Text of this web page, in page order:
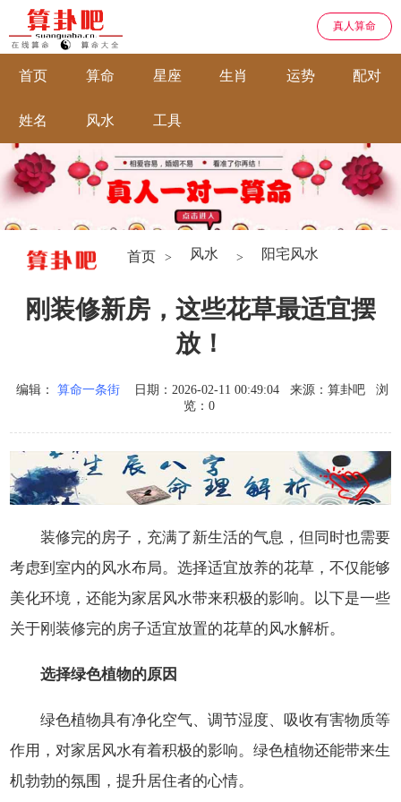
真人算命
首页 算命 星座 生肖 运势 配对
姓名 风水 工具
首页 > 风水 > 阳宅风水
刚装修新房，这些花草最适宜摆
放！
编辑： 算命一条街 日期：2026-02-11 00:49:04 来源：算卦吧
浏
览：0
装修完的房子，充满了新生活的气息，但同时也需要
考虑到室内的风水布局。选择适宜放养的花草，不仅能够
美化环境，还能为家居风水带来积极的影响。以下是一些
关于刚装修完的房子适宜放置的花草的风水解析。
选择绿色植物的原因
绿色植物具有净化空气、调节湿度、吸收有害物质等
作用，对家居风水有着积极的影响。绿色植物还能带来生
机勃勃的氛围，提升居住者的心情。